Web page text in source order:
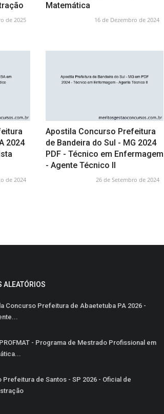
de 2025
Matemática
16 de Dezembro de 2024
2024
de 2024
Apostila Concurso Prefeitura
de Bandeira do Sul - MG 2024
PDF - Técnico em Enfermagem
- Agente Técnico II
26 de Setembro de 2024
ALEATÓRIOS
Concurso Prefeitura de Abaetetuba PA 2026 -
- Programa de Mestrado Profissional em
Prefeitura de Santos - SP 2026 - Oficial de